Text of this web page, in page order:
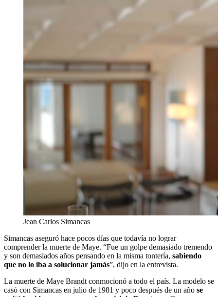
Jean Carlos Simancas
Simancas aseguró hace pocos días que todavía no lograr
comprender la muerte de Maye. “Fue un golpe demasiado tremendo
y son demasiados años pensando en la misma tontería, sabiendo
que no lo iba a solucionar jamás”, dijo en la entrevista.
La muerte de Maye Brandt conmocionó a todo el país. La modelo se
casó con Simancas en julio de 1981 y poco después de un año se